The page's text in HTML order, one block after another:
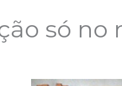
só no